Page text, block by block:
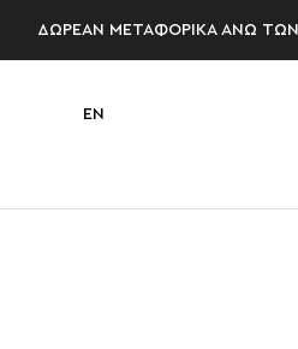
ΔΩΡΕΑΝ ΜΕΤΑΦΟΡΙΚΑ ΑΝΩ ΤΩΝ 35€!
EN